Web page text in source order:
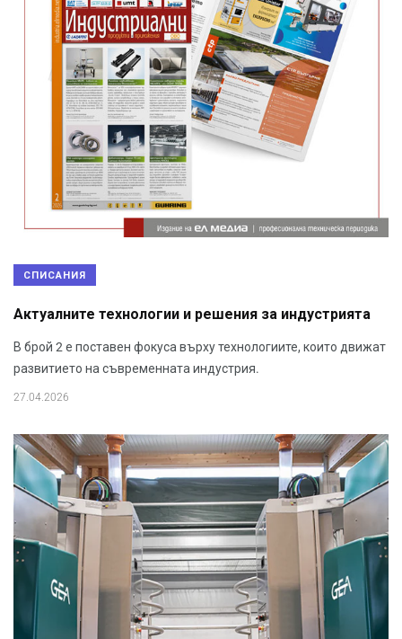
СПИСАНИЯ
Актуалните технологии и решения за индустрията
В брой 2 е поставен фокуса върху технологиите, които движат
развитието на съвременната индустрия.
27.04.2026